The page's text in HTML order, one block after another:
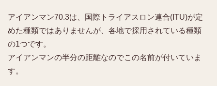
アイアンマン70.3は、国際トライアスロン連合(ITU)が定
めた種類ではありませんが、各地で採用されている種類
の1つです。
アイアンマンの半分の距離なのでこの名前が付いていま
す。